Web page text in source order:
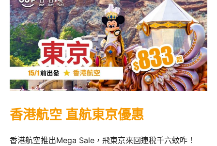
香港航空 直航東京優惠
香港航空推出Mega Sale，飛東京來回連稅千六蚊咋！